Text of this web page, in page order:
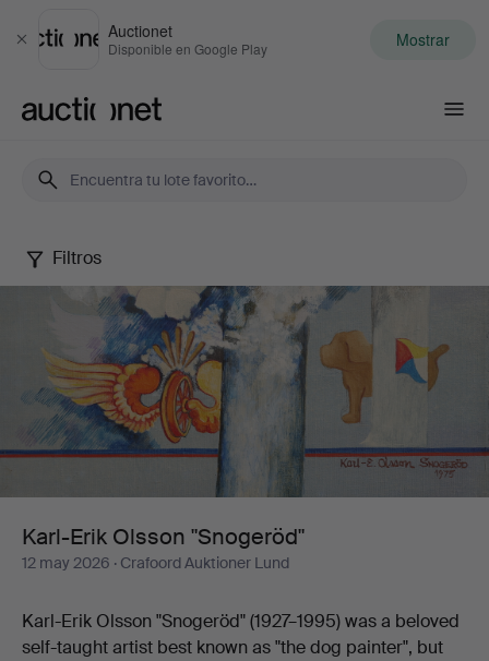
Cerrar
Auctionet
Disponible en Google Play Mostrar
Karl-
Olsson
"Snogeröd"
Filtros
Karl-Erik Olsson "Snogeröd"
12 may 2026 · Crafoord Auktioner Lund
Karl-Erik Olsson "Snogeröd" (1927–1995) was a beloved
self-taught artist best known as "the dog painter", but